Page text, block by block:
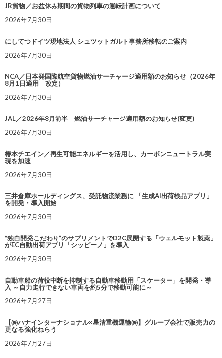
JR貨物／お盆休み期間の貨物列車の運転計画について
2026年7月30日
にしてつドイツ現地法人 シュツットガルト事務所移転のご案内
2026年7月30日
NCA／日本発国際航空貨物燃油サーチャージ適用額のお知らせ（2026年
8月1日適用 改定）
2026年7月30日
JAL／2026年8月前半 燃油サーチャージ適用額のお知らせ(変更)
2026年7月30日
椿本チエイン／再生可能エネルギーを活用し、カーボンニュートラル実
現を加速
2026年7月30日
三井倉庫ホールディングス、受託物流業務に 「生成AI出荷検品アプリ」
を開発・導入開始
2026年7月30日
“独自開発こだわり”のサプリメントでD2C展開する「ウェルモット製薬」
がEC自動出荷アプリ「シッピーノ」を導入
2026年7月30日
自動車船の荷役中断を抑制する自動車移動用「スケーター」を開発・導
入 ～自力走行できない車両を約5分で移動可能に～
2026年7月27日
【㈱ハナインターナショナル×星清重機運輸㈱】グループ会社で販売力の
更なる強化ねらう
2026年7月27日